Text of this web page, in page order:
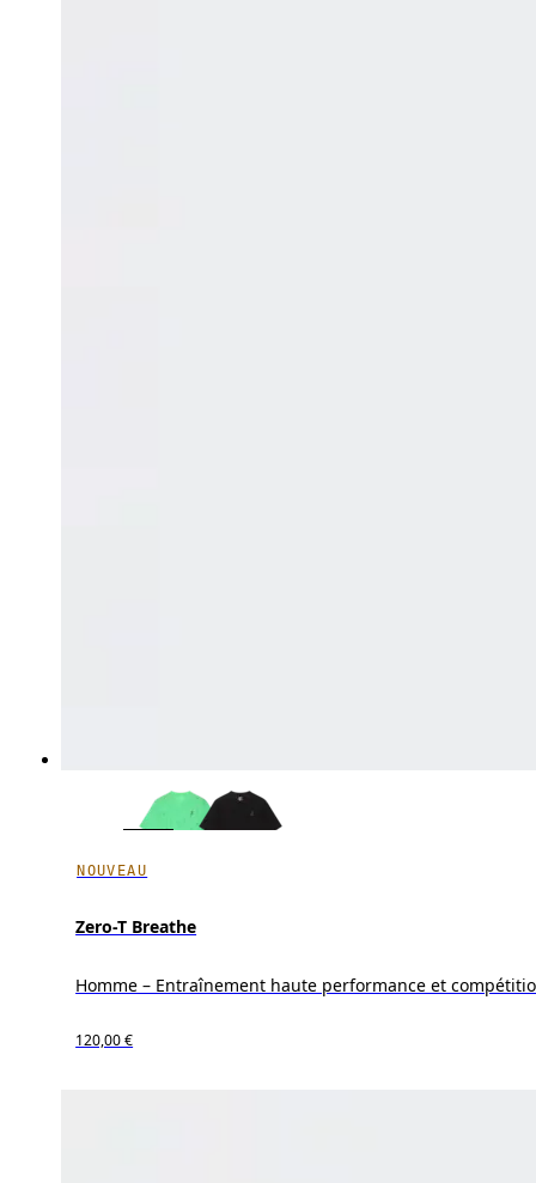
NOUVEAU
Zero-T Breathe
Homme – Entraînement haute performance et
120,00 €